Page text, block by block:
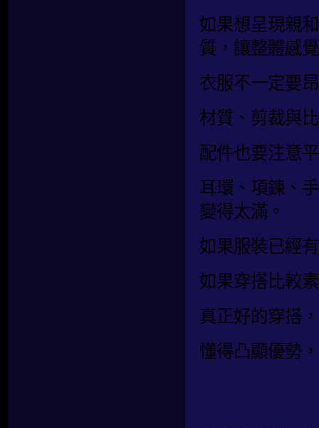
如果想呈現親
質，讓整體感
衣服不一定要
材質、剪裁與
配件也要注意
耳環、項鍊、
變得太滿。
如果服裝已經
如果穿搭比較
真正好的穿搭
懂得凸顯優勢